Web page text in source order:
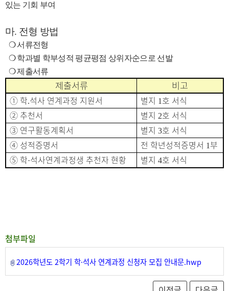
있는 기회 부여
마. 전형 방법
❍서류전형
❍학과별 학부성적 평균평점 상위자순으로 선발
❍제출서류
제출서류 비고
① 학.석사 연계과정 지원서 별지 1 호 서식
② 추천서 별지 2호 서식
③ 연구활동계획서 별지 3호 서식
④ 성적증명서 전 학년성적증명서 1 부
⑤ 학·석사연계과정생 추천자 현황 별지 4호 서식
첨부파일
2026학년도 2학기 학·석사 연계과정 신청자 모집 안내문.hwp